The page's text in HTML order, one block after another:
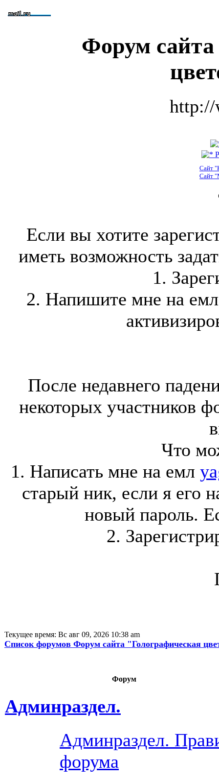
Форум
Сайт
Сайт
Если вы хотите
иметь возможность
1.
2. Напишите мне на
После недавнего
некоторых участников
Что
1. Написать мне на емл
старый ник, если я его
новый пароль.
2.
Текущее время: Вс авг 09, 2026 10:38 am
Список форумов Форум сайта "Голографическая
Форум
Админраздел.
Админраздел.
форума